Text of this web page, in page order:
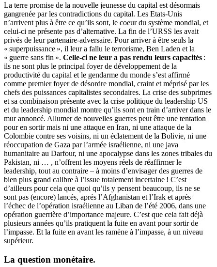
La terre promise de la nouvelle jeunesse du capital est désormais
gangrenée par les contradictions du capital. Les Etats-Unis
n’arrivent plus à être ce qu’ils sont, le coeur du système mondial, et
celui-ci ne présente pas d’alternative. La fin de l’URSS les avait
privés de leur partenaire-adversaire. Pour arriver à être seuls la
« superpuissance », il leur a fallu le terrorisme, Ben Laden et la
« guerre sans fin ». Celle-ci ne leur a pas rendu leurs capacités :
ils ne sont plus le principal foyer de développement de la
productivité du capital et le gendarme du monde s’est affirmé
comme premier foyer de désordre mondial, craint et méprisé par les
chefs des puissances capitalistes secondaires. La crise des subprimes
et sa combinaison présente avec la crise politique du leadership US
et du leadership mondial montre qu’ils sont en train d’arriver dans le
mur annoncé. Allumer de nouvelles guerres peut être une tentation
pour en sortir mais ni une attaque en Iran, ni une attaque de la
Colombie contre ses voisins, ni un éclatement de la Bolivie, ni une
réoccupation de Gaza par l’armée israélienne, ni une java
humanitaire au Darfour, ni une apocalypse dans les zones tribales du
Pakistan, ni … , n’offrent les moyens réels de réaffirmer le
leadership, tout au contraire – à moins d’envisager des guerres de
bien plus grand calibre à l’issue totalement incertaine ! C’est
d’ailleurs pour cela que quoi qu’ils y pensent beaucoup, ils ne se
sont pas (encore) lancés, aprés l’Afghanistan et l’Irak et aprés
l’échec de l’opération israélienne au Liban de l’été 2006, dans une
opération guerrière d’importance majeure. C’est que cela fait déjà
plusieurs années qu’ils pratiquent la fuite en avant pour sortir de
l’impasse. Et la fuite en avant les ramène à l’impasse, à un niveau
supérieur.
La question monétaire.